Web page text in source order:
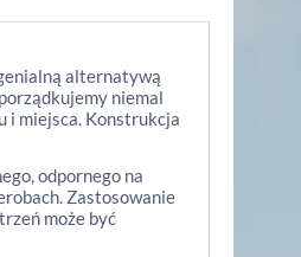
alternatywą
niemal
i miejsca. Konstrukcja
odpornego na
Zastosowanie
może być